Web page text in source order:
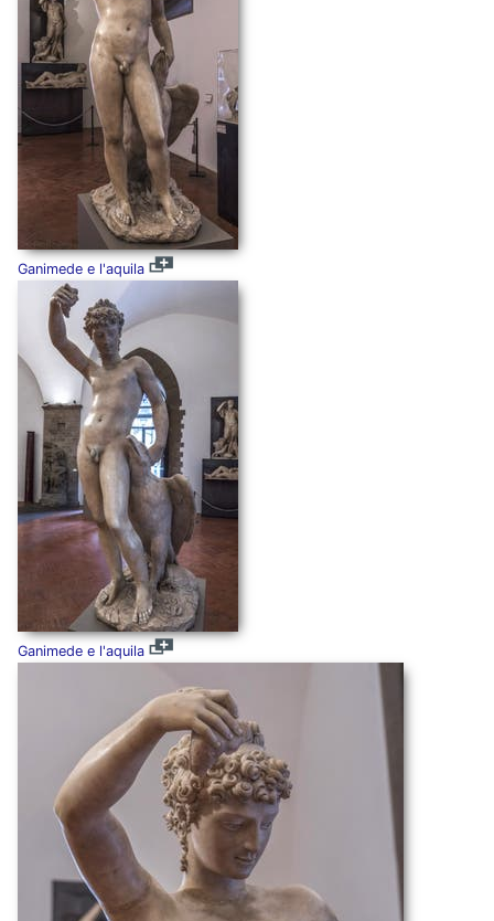
Ganimede e l'aquila
Ganimede e l'aquila